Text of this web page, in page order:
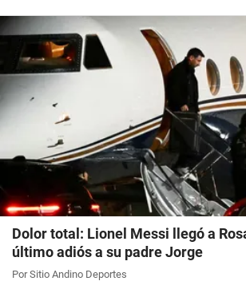
Dolor total: Lionel Messi llegó a
último adiós a su padre Jorge
Por Sitio Andino Deportes